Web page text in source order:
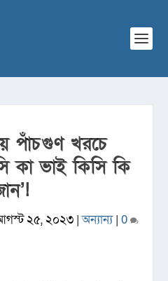
পাঁচগুণ খরচে
কা ভাই কিসি কি
২৫, ২০২৩|অন্যান্য| 0